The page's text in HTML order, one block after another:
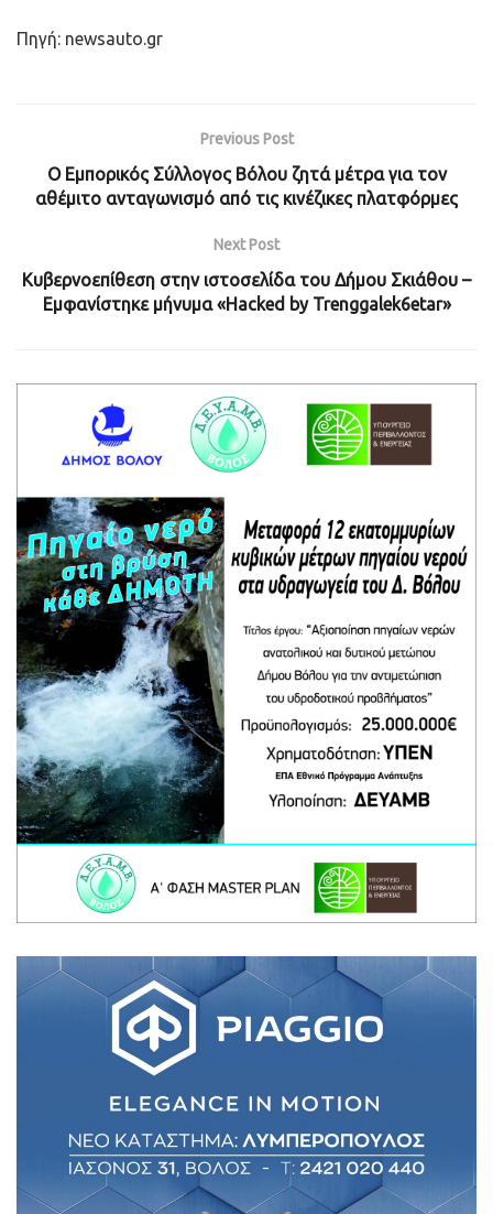
Πηγή: newsauto.gr
Previous Post
Ο Εμπορικός Σύλλογος Βόλου ζητά μέτρα για τον
αθέμιτο ανταγωνισμό από τις κινέζικες πλατφόρμες
Next Post
Κυβερνοεπίθεση στην ιστοσελίδα του Δήμου Σκιάθου –
Εμφανίστηκε μήνυμα «Hacked by Trenggalek6etar»